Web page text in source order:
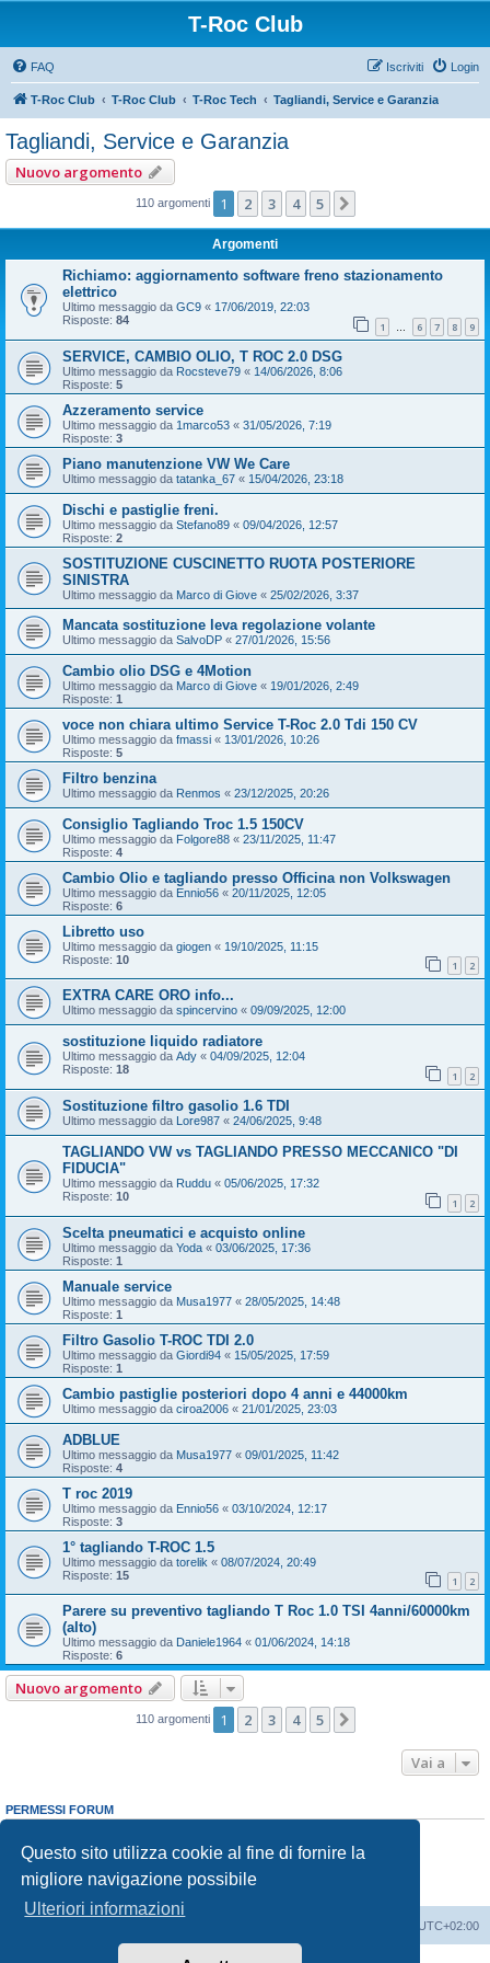
Questo sito utilizza cookie al fine di fornire la
migliore navigazione possibile
Ulteriori informazioni
T-Roc Club
FAQ Login
Iscriviti
T-Roc Club T-Roc Club T-Roc Tech Tagliandi, Service e Garanzia
Tagliandi, Service e Garanzia
Nuovo argomento
110 argomenti 1 2 3 4 5
Argomenti
Richiamo: aggiornamento software freno stazionamento
elettrico
Ultimo messaggio da GC9 « 17/06/2019, 22:03
Risposte: 84 1 … 6 7 8 9
SERVICE, CAMBIO OLIO, T ROC 2.0 DSG
Ultimo messaggio da Rocsteve79 « 14/06/2026, 8:06
Risposte: 5
Azzeramento service
Ultimo messaggio da 1marco53 « 31/05/2026, 7:19
Risposte: 3
Piano manutenzione VW We Care
Ultimo messaggio da tatanka_67 « 15/04/2026, 23:18
Dischi e pastiglie freni.
Ultimo messaggio da Stefano89 « 09/04/2026, 12:57
Risposte: 2
SOSTITUZIONE CUSCINETTO RUOTA POSTERIORE
SINISTRA
Ultimo messaggio da Marco di Giove « 25/02/2026, 3:37
Mancata sostituzione leva regolazione volante
Ultimo messaggio da SalvoDP « 27/01/2026, 15:56
Cambio olio DSG e 4Motion
Ultimo messaggio da Marco di Giove « 19/01/2026, 2:49
Risposte: 1
voce non chiara ultimo Service T-Roc 2.0 Tdi 150 CV
Ultimo messaggio da fmassi « 13/01/2026, 10:26
Risposte: 5
Filtro benzina
Ultimo messaggio da Renmos « 23/12/2025, 20:26
Consiglio Tagliando Troc 1.5 150CV
Ultimo messaggio da Folgore88 « 23/11/2025, 11:47
Risposte: 4
Cambio Olio e tagliando presso Officina non Volkswagen
Ultimo messaggio da Ennio56 « 20/11/2025, 12:05
Risposte: 6
Libretto uso
Ultimo messaggio da giogen « 19/10/2025, 11:15
Risposte: 10 1 2
EXTRA CARE ORO info...
Ultimo messaggio da spincervino « 09/09/2025, 12:00
sostituzione liquido radiatore
Ultimo messaggio da Ady « 04/09/2025, 12:04
Risposte: 18 1 2
Sostituzione filtro gasolio 1.6 TDI
Ultimo messaggio da Lore987 « 24/06/2025, 9:48
TAGLIANDO VW vs TAGLIANDO PRESSO MECCANICO "DI
FIDUCIA"
Ultimo messaggio da Ruddu « 05/06/2025, 17:32
Risposte: 10 1 2
Scelta pneumatici e acquisto online
Ultimo messaggio da Yoda « 03/06/2025, 17:36
Risposte: 1
Manuale service
Ultimo messaggio da Musa1977 « 28/05/2025, 14:48
Risposte: 1
Filtro Gasolio T-ROC TDI 2.0
Ultimo messaggio da Giordi94 « 15/05/2025, 17:59
Risposte: 1
Cambio pastiglie posteriori dopo 4 anni e 44000km
Ultimo messaggio da ciroa2006 « 21/01/2025, 23:03
ADBLUE
Ultimo messaggio da Musa1977 « 09/01/2025, 11:42
Risposte: 4
T roc 2019
Ultimo messaggio da Ennio56 « 03/10/2024, 12:17
Risposte: 3
1° tagliando T-ROC 1.5
Ultimo messaggio da torelik « 08/07/2024, 20:49
Risposte: 15 1 2
Parere su preventivo tagliando T Roc 1.0 TSI 4anni/60000km
(alto)
Ultimo messaggio da Daniele1964 « 01/06/2024, 14:18
Risposte: 6
Nuovo argomento
110 argomenti 1 2 3 4 5
Vai a
PERMESSI FORUM
Non puoi
rispondere negli argomenti
Non puoimodificare i tuoi messaggi
Non puoicancellare i tuoi messaggi
Non puoi
inviare allegati
UTC+02:00